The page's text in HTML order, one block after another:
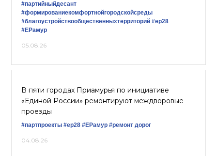
#партийныйдесант
#формированиекомфортнойгородскойсреды
#благоустройствообщественныхтерриторий #ер28
#ЕРамур
05.08.26
В пяти городах Приамурья по инициативе
«Единой России» ремонтируют междворовые
проезды
#партпроекты #ер28 #ЕРамур #ремонт дорог
04.08.26